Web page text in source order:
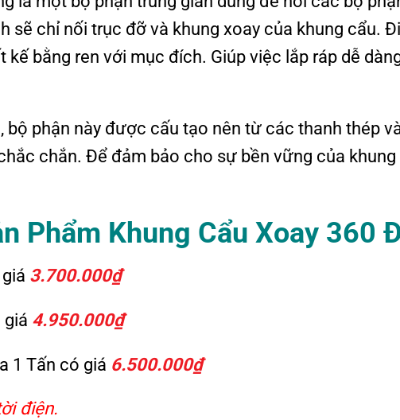
sẽ chỉ nối trục đỡ và khung xoay của khung cẩu.
kế bằng ren với mục đích. Giúp việc lắp ráp dễ
bộ phận này được cấu tạo nên từ các thanh thép
chắn. Để đảm bảo cho sự bền vững của khung
Phẩm Khung Cẩu Xoay 360
3.700.000₫
giá 4.950.000₫
1 Tấn có giá 6.500.000₫
điện.